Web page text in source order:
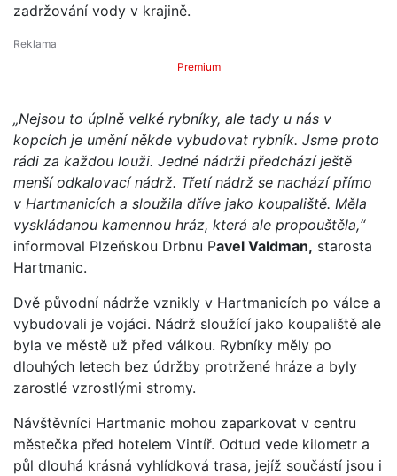
zadržování vody v krajině.
Premium
„Nejsou to úplně velké rybníky, ale tady u nás v
kopcích je umění někde vybudovat rybník. Jsme proto
rádi za každou louži. Jedné nádrži předchází ještě
menší odkalovací nádrž. Třetí nádrž se nachází přímo
v Hartmanicích a sloužila dříve jako koupaliště. Měla
vyskládanou kamennou hráz, která ale propouštěla,“
informoval Plzeňskou Drbnu Pavel Valdman, starosta
Hartmanic.
Dvě původní nádrže vznikly v Hartmanicích po válce a
vybudovali je vojáci. Nádrž sloužící jako koupaliště ale
byla ve městě už před válkou. Rybníky měly po
dlouhých letech bez údržby protržené hráze a byly
zarostlé vzrostlými stromy.
Návštěvníci Hartmanic mohou zaparkovat v centru
městečka před hotelem Vintíř. Odtud vede kilometr a
půl dlouhá krásná vyhlídková trasa, jejíž součástí jsou i